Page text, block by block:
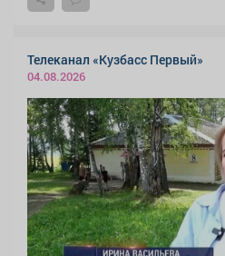
Телеканал «Кузбасс Первый»
04.08.2026